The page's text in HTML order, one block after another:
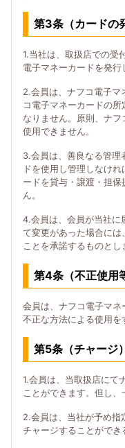
第3条（カードの
1.当社は、取扱店での受
電子マネーカードを発行
2.会員は、ナフコ電子マ
コ電子マネーカードの
なりません。原則、ナ
使用できません。
3.会員は、善良なる管理
ドを使用し管理しなけ
ードを貸与・譲渡・担
ん。
4.会員は、会員が当社に
て変更があった場合に
ことを承諾するものとし
第4条（不正使用
会員は、ナフコ電子マ
不正な方法による使用を
第5条（チャージ）
1.会員は、当取扱店にて
ことができます。但し、
2.会員は、当社が予め指
チャージすることができ